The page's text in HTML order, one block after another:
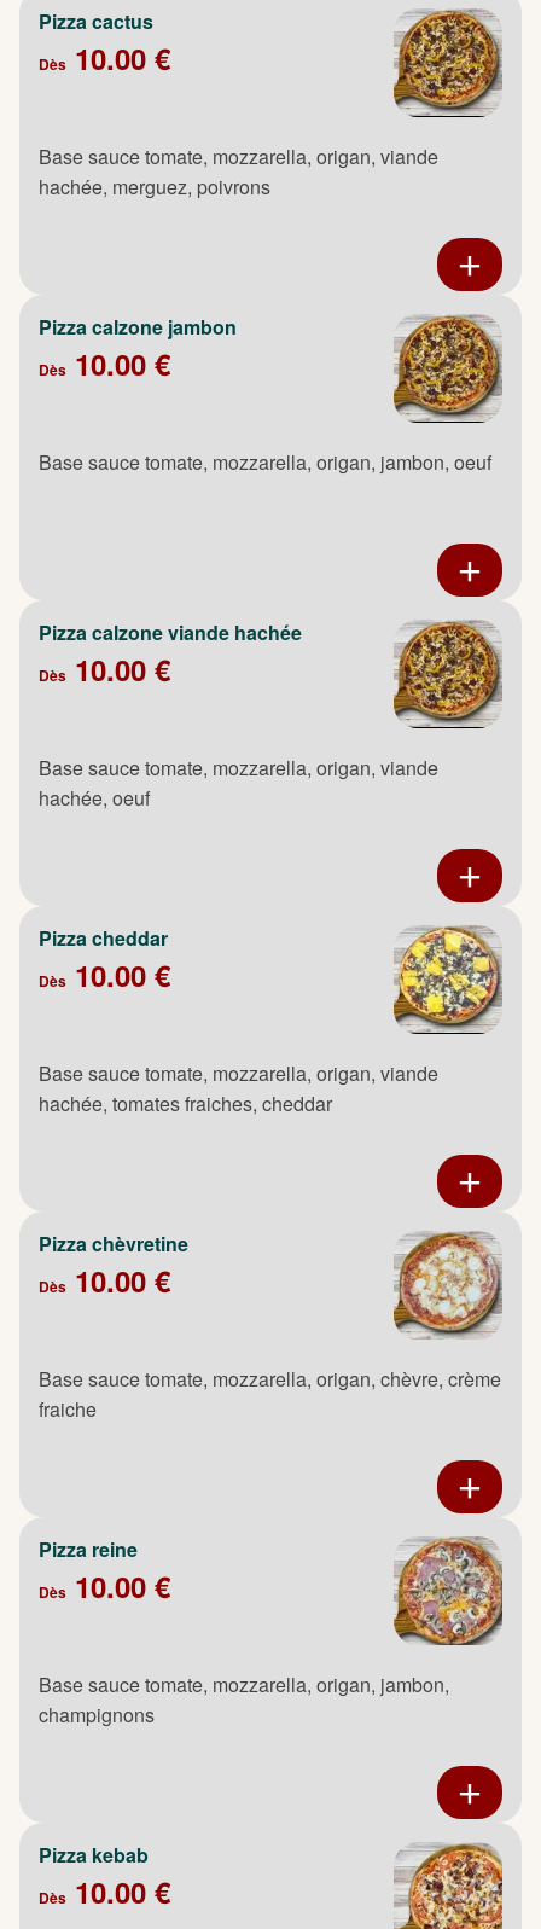
Pizza cactus
Dès 10.00 €
Base sauce tomate, mozzarella, origan, viande
hachée, merguez, poivrons
Pizza calzone jambon
Dès 10.00 €
Base sauce tomate, mozzarella, origan, jambon, oeuf
Pizza calzone viande hachée
Dès 10.00 €
Base sauce tomate, mozzarella, origan, viande
hachée, oeuf
Pizza cheddar
Dès 10.00 €
Base sauce tomate, mozzarella, origan, viande
hachée, tomates fraiches, cheddar
Pizza chèvretine
Dès 10.00 €
Base sauce tomate, mozzarella, origan, chèvre, crème
fraiche
Pizza reine
Dès 10.00 €
Base sauce tomate, mozzarella, origan, jambon,
champignons
Pizza kebab
Dès 10.00 €